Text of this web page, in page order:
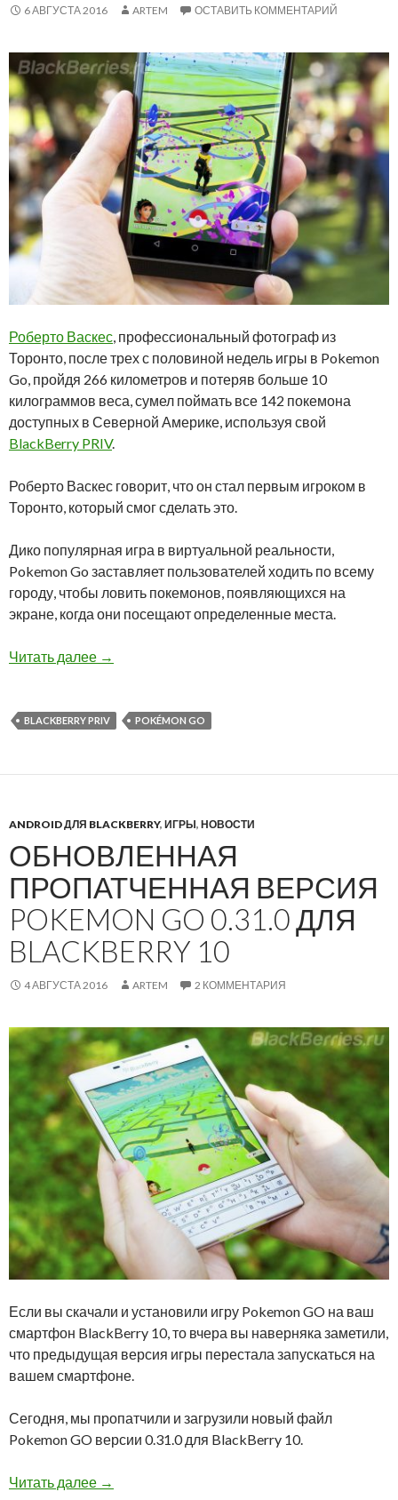
6 АВГУСТА 2016 ARTEM ОСТАВИТЬ КОММЕНТАРИЙ
Роберто Васкес , профессиональный фотограф из
Торонто, после трех с половиной недель игры в Pokemon
Go, пройдя 266 километров и потеряв больше 10
килограммов веса, сумел поймать все 142 покемона
доступных в Северной Америке, используя свой
BlackBerry PRIV.
Роберто Васкес говорит, что он стал первым игроком в
Торонто, который смог сделать это.
Дико популярная игра в виртуальной реальности,
Pokemon Go заставляет пользователей ходить по всему
городу, чтобы ловить покемонов, появляющихся на
экране, когда они посещают определенные места.
Читать далее Владелец BlackBerry Priv смог поймать
→
BLACKBERRY PRIV POKÉMON GO
ANDROID ДЛЯ BLACKBERRY, ИГРЫ, НОВОСТИ
ОБНОВЛЕННАЯ
ПРОПАТЧЕННАЯ ВЕРСИЯ
POKEMON GO 0.31.0 ДЛЯ
BLACKBERRY 10
4 АВГУСТА 2016 ARTEM 2 КОММЕНТАРИЯ
Если вы скачали и установили игру Pokemon GO на ваш
смартфон BlackBerry 10, то вчера вы наверняка заметили,
что предыдущая версия игры перестала запускаться на
вашем смартфоне.
Сегодня, мы пропатчили и загрузили новый файл
Pokemon GO версии 0.31.0 для BlackBerry 10.
Читать далее Обновленная пропатченная версия
→